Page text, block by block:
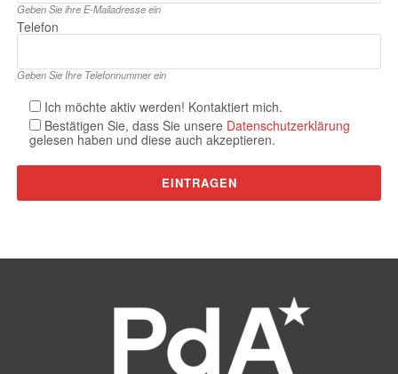
Geben Sie ihre E‑Mailadresse ein
Telefon
Geben Sie Ihre Telefonnummer ein
Ich möchte aktiv werden! Kontaktiert mich.
Bestätigen Sie, dass Sie unsere Datenschutzerklärung
gelesen haben und diese auch akzeptieren.